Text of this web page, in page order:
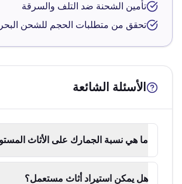
تأمين الشحنة ضد التلف والسرقة
تحقق من متطلبات الحجم للشحن
الأسئلة الشائعة
ما هي نسبة الجمارك على الأثاث
هل يمكن استيراد أثاث مستعمل؟